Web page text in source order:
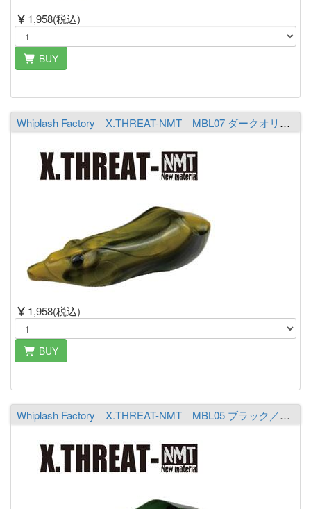
1,958(税込)
BUY
Whiplash Factory X.THREAT-NMT MBL07 ダークオリーブ／オレンジ
1,958(税込)
BUY
Whiplash Factory X.THREAT-NMT MBL05 ブラック／シャルト